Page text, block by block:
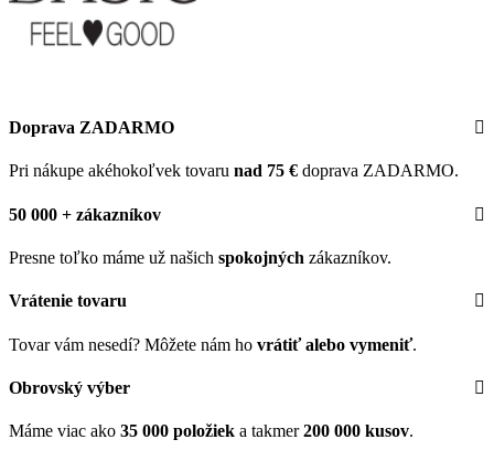
Doprava ZADARMO
Pri nákupe akéhokoľvek tovaru nad 75 € doprava ZADARMO.
50 000 + zákazníkov
Presne toľko máme už našich spokojných zákazníkov.
Vrátenie tovaru
Tovar vám nesedí? Môžete nám ho vrátiť alebo vymeniť.
Obrovský výber
Máme viac ako 35 000 položiek a takmer200 000 kusov.